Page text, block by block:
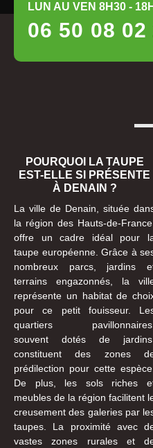
LUN AU VEN 8H30 -
06 50 08 02
POURQUOI LA TAUPE
EST-ELLE SI PRÉSENTE
À DENAIN ?
La ville de Denain, située
la région des Hauts-de-France,
offre un cadre idéal pour
taupe européenne. Grâce à
nombreux parcs, jardins
terrains engazonnés, la
représente un habitat de
pour ce petit fouisseur.
quartiers pavillonnaires,
souvent dotés de jardins,
constituent des zones
prédilection pour cette espèce.
De plus, les sols riches
meubles de la région facilitent
creusement des galeries par
taupes. La proximité avec
vastes zones rurales et